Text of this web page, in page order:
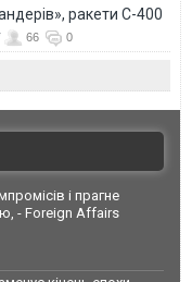
ракети С-400
66 0
і прагне
- Foreign Affairs